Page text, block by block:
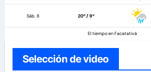
Sáb. 8 20º / 9º
El tiempo en Facatativá
Selección de video